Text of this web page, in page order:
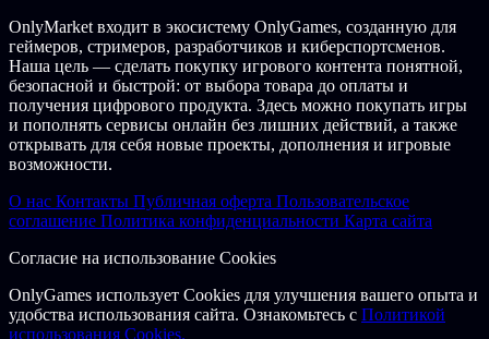
OnlyMarket входит в экосистему OnlyGames, созданную для
геймеров, стримеров, разработчиков и киберспортсменов.
Наша цель — сделать покупку игрового контента понятной,
безопасной и быстрой: от выбора товара до оплаты и
получения цифрового продукта. Здесь можно покупать игры
и пополнять сервисы онлайн без лишних действий, а также
открывать для себя новые проекты, дополнения и игровые
возможности.
О нас Контакты Публичная оферта Пользовательское
соглашение Политика конфиденциальности Карта сайта
Согласие на использование Cookies
OnlyGames использует Cookies для улучшения вашего опыта и
удобства использования сайта. Ознакомьтесь с Политикой
использования Cookies.